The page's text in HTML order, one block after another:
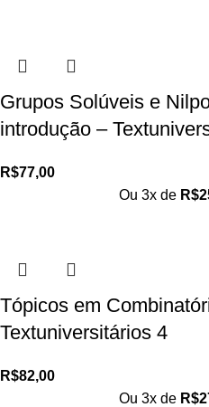
Grupos Solúveis e
introdução –
R$77,00
Ou 3x de R$
Tópicos em
Textuniversitários 4
R$82,00
Ou 3x de R$